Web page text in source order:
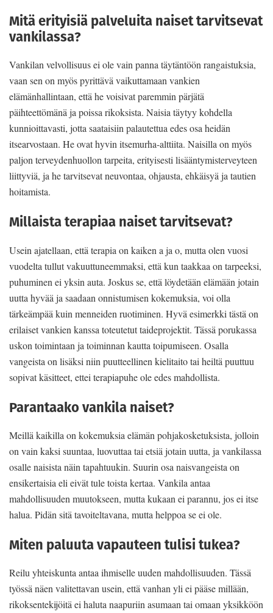
Mitä erityisiä palveluita naiset tarvitsevat
vankilassa?
Vankilan velvollisuus ei ole vain panna täytäntöön rangaistuksia,
vaan sen on myös pyrittävä vaikuttamaan vankien
elämänhallintaan, että he voisivat paremmin pärjätä
päihteettömänä ja poissa rikoksista. Naisia täytyy kohdella
kunnioittavasti, jotta saataisiin palautettua edes osa heidän
itsearvostaan. He ovat hyvin itsemurha-alttiita. Naisilla on myös
paljon terveydenhuollon tarpeita, erityisesti lisääntymisterveyteen
liittyviä, ja he tarvitsevat neuvontaa, ohjausta, ehkäisyä ja tautien
hoitamista.
Millaista terapiaa naiset tarvitsevat?
Usein ajatellaan, että terapia on kaiken a ja o, mutta olen vuosi
vuodelta tullut vakuuttuneemmaksi, että kun taakkaa on tarpeeksi,
puhuminen ei yksin auta. Joskus se, että löydetään elämään jotain
uutta hyvää ja saadaan onnistumisen kokemuksia, voi olla
tärkeämpää kuin menneiden ruotiminen. Hyvä esimerkki tästä on
erilaiset vankien kanssa toteutetut taideprojektit. Tässä porukassa
uskon toimintaan ja toiminnan kautta toipumiseen. Osalla
vangeista on lisäksi niin puutteellinen kielitaito tai heiltä puuttuu
sopivat käsitteet, ettei terapiapuhe ole edes mahdollista.
Parantaako vankila naiset?
Meillä kaikilla on kokemuksia elämän pohjakosketuksista, jolloin
on vain kaksi suuntaa, luovuttaa tai etsiä jotain uutta, ja vankilassa
osalle naisista näin tapahtuukin. Suurin osa naisvangeista on
ensikertaisia eli eivät tule toista kertaa. Vankila antaa
mahdollisuuden muutokseen, mutta kukaan ei parannu, jos ei itse
halua. Pidän sitä tavoiteltavana, mutta helppoa se ei ole.
Miten paluuta vapauteen tulisi tukea?
Reilu yhteiskunta antaa ihmiselle uuden mahdollisuuden. Tässä
työssä näen valitettavan usein, että vanhan yli ei pääse millään,
rikoksentekijöitä ei haluta naapuriin asumaan tai omaan yksikköön